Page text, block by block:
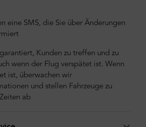
eine SMS, die Sie über Änderungen
Kunden zu treffen und zu
wenn der Flug verspätet ist. Wenn
ist, überwachen wir
und stellen Fahrzeuge zu
ab